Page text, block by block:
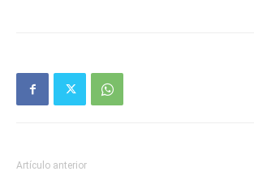
Artículo anterior